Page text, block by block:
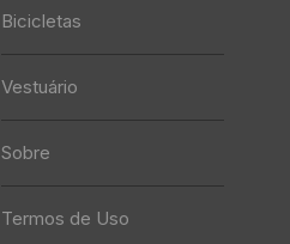
Bicicletas
Vestuário
Sobre
Termos de Uso